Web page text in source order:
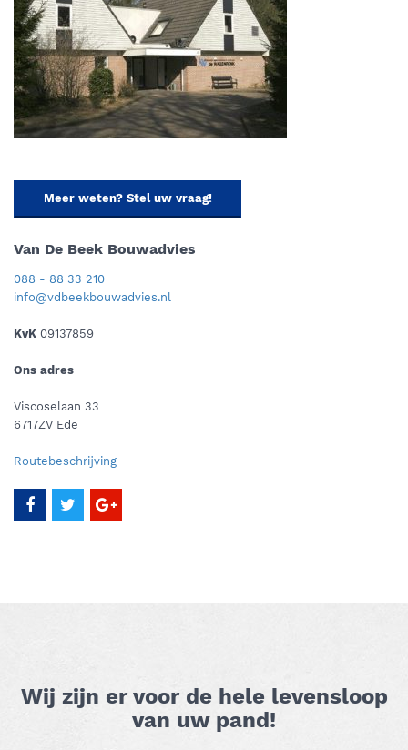
Meer weten? Stel uw vraag!
Van De Beek Bouwadvies
088 - 88 33 210
info@vdbeekbouwadvies.nl
KvK 09137859
Ons adres
Viscoselaan 33
6717ZV Ede
Routebeschrijving
Wij zijn er voor de hele levensloop
van uw pand!